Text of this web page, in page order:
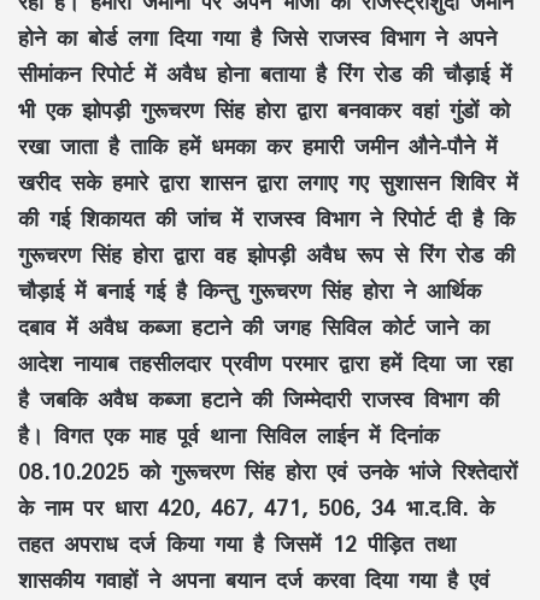
होने का बोर्ड लगा दिया गया है जिसे राजस्व विभाग ने अपने
सीमांकन रिपोर्ट में अवैध होना बताया है रिंग रोड की चौड़ाई में
भी एक झोपड़ी गुरूचरण सिंह होरा द्वारा बनवाकर वहां गुंडों को
रखा जाता है ताकि हमें धमका कर हमारी जमीन औने-पौने में
खरीद सके हमारे द्वारा शासन द्वारा लगाए गए सुशासन शिविर में
की गई शिकायत की जांच में राजस्व विभाग ने रिपोर्ट दी है कि
गुरूचरण सिंह होरा द्वारा वह झोपड़ी अवैध रूप से रिंग रोड की
चौड़ाई में बनाई गई है किन्तु गुरूचरण सिंह होरा ने आर्थिक
दबाव में अवैध कब्जा हटाने की जगह सिविल कोर्ट जाने का
आदेश नायाब तहसीलदार प्रवीण परमार द्वारा हमें दिया जा रहा
है जबकि अवैध कब्जा हटाने की जिम्मेदारी राजस्व विभाग की
है। विगत एक माह पूर्व थाना सिविल लाईन में दिनांक
08.10.2025 को गुरूचरण सिंह होरा एवं उनके भांजे रिश्तेदारों
के नाम पर धारा 420, 467, 471, 506, 34 भा.द.वि. के
तहत अपराध दर्ज किया गया है जिसमें 12 पीड़ित तथा
शासकीय गवाहों ने अपना बयान दर्ज करवा दिया गया है एवं